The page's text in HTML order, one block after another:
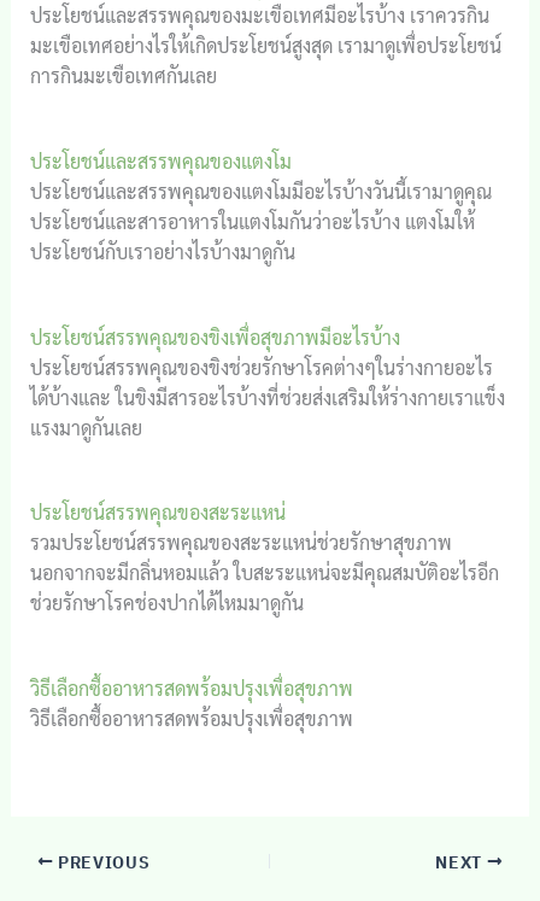
ประโยชน์และสรรพคุณของมะเขือเทศมีอะไรบ้าง เราควรกิน
มะเขือเทศอย่างไรให้เกิดประโยชน์สูงสุด เรามาดูเพื่อประโยชน์
การกินมะเขือเทศกันเลย
ประโยชน์และสรรพคุณของแตงโม
ประโยชน์และสรรพคุณของแตงโมมีอะไรบ้างวันนี้เรามาดูคุณ
ประโยชน์และสารอาหารในแตงโมกันว่าอะไรบ้าง แตงโมให้
ประโยชน์กับเราอย่างไรบ้างมาดูกัน
ประโยชน์สรรพคุณของขิงเพื่อสุขภาพมีอะไรบ้าง
ประโยชน์สรรพคุณของขิงช่วยรักษาโรคต่างๆในร่างกายอะไร
ได้บ้างและ ในขิงมีสารอะไรบ้างที่ช่วยส่งเสริมให้ร่างกายเราแข็ง
แรงมาดูกันเลย
ประโยชน์สรรพคุณของสะระแหน่
รวมประโยชน์สรรพคุณของสะระแหน่ช่วยรักษาสุขภาพ
นอกจากจะมีกลิ่นหอมแล้ว ใบสะระแหน่จะมีคุณสมบัติอะไรอีก
ช่วยรักษาโรคช่องปากได้ไหมมาดูกัน
วิธีเลือกซื้ออาหารสดพร้อมปรุงเพื่อสุขภาพ
วิธีเลือกซื้ออาหารสดพร้อมปรุงเพื่อสุขภาพ
PREVIOUS NEXT